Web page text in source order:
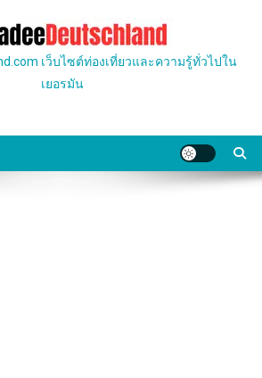
เว็บไซต์ท่องเที่ยวและความรู้ทั่วไปใน
เยอรมัน